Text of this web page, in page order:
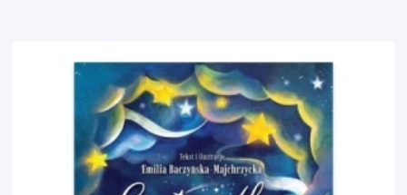
Blog
Wyprawka